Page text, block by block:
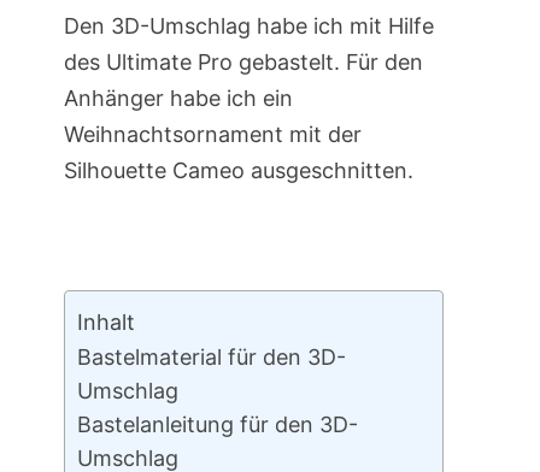
Den 3D-Umschlag habe ich mit Hilfe
des Ultimate Pro gebastelt. Für den
Anhänger habe ich ein
Weihnachtsornament mit der
Silhouette Cameo ausgeschnitten.
Inhalt
Bastelmaterial für den 3D-
Umschlag
Bastelanleitung für den 3D-
Umschlag